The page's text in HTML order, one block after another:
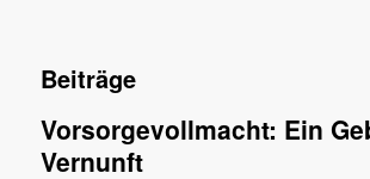
Beiträge
Vorsorgevollmacht: Ein
Vernunft